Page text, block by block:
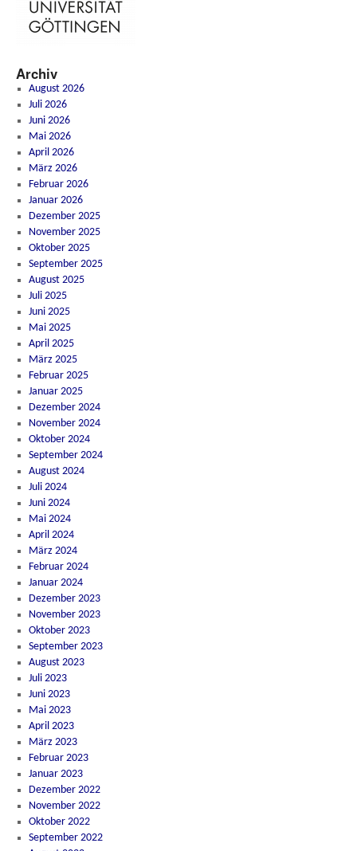
Archiv
August 2026
Juli 2026
Juni 2026
Mai 2026
April 2026
März 2026
Februar 2026
Januar 2026
Dezember 2025
November 2025
Oktober 2025
September 2025
August 2025
Juli 2025
Juni 2025
Mai 2025
April 2025
März 2025
Februar 2025
Januar 2025
Dezember 2024
November 2024
Oktober 2024
September 2024
August 2024
Juli 2024
Juni 2024
Mai 2024
April 2024
März 2024
Februar 2024
Januar 2024
Dezember 2023
November 2023
Oktober 2023
September 2023
August 2023
Juli 2023
Juni 2023
Mai 2023
April 2023
März 2023
Februar 2023
Januar 2023
Dezember 2022
November 2022
Oktober 2022
September 2022